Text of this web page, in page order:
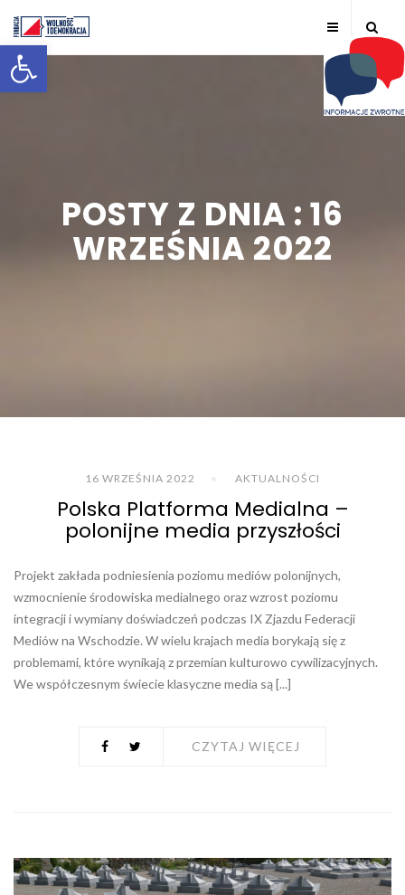
Otwórz pasek narzędzi
POSTY Z DNIA : 16
WRZEŚNIA 2022
16 WRZEŚNIA 2022 AKTUALNOŚCI
Polska Platforma Medialna –
polonijne media przyszłości
Projekt zakłada podniesienia poziomu mediów polonijnych,
wzmocnienie środowiska medialnego oraz wzrost poziomu
integracji i wymiany doświadczeń podczas IX Zjazdu Federacji
Mediów na Wschodzie. W wielu krajach media borykają się z
problemami, które wynikają z przemian kulturowo cywilizacyjnych.
We współczesnym świecie klasyczne media są [...]
CZYTAJ WIĘCEJ